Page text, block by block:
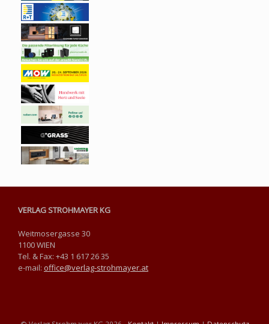
VERLAG STROHMAYER KG
Weitmosergasse 30
1100 WIEN
Tel. & Fax: +43 1 617 26 35
e-mail: office@verlag-strohmayer.at